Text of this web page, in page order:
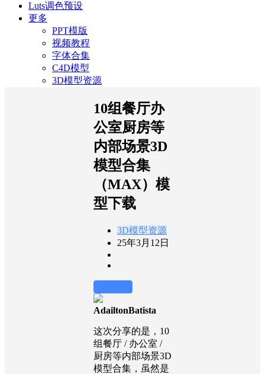
Luts调色预设
更多
PPT模版
视频教程
字体合集
C4D模型
3D模型资源
10组餐厅办
公室厨房等
内部场景3D
模型合集
（MAX）模
型下载
3D模型资源
25年3月12日
AdailtonBatista
这次分享的是，10
组餐厅 / 办公室 /
厨房等内部场景3D
模型合集，虽然是